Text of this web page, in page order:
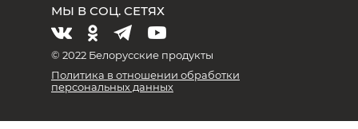
МЫ В СОЦ. СЕТЯХ
© 2022 Белорусские продукты
Политика в отношении обработки
персональных данных